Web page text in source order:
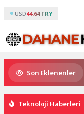
USD44.64 TRY
Son Eklenenler
güçlü katlanabilir amiral
Teknoloji Haberleri